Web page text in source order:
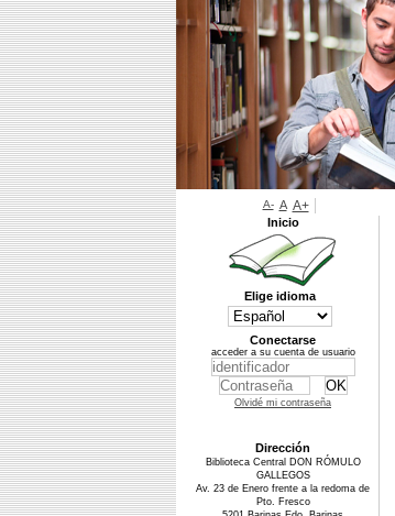
A- A A+
Inicio
Elige idioma
Conectarse
acceder a su cuenta de usuario
Olvidé mi contraseña
Dirección
Biblioteca Central DON RÓMULO
GALLEGOS
Av. 23 de Enero frente a la redoma de
Pto. Fresco